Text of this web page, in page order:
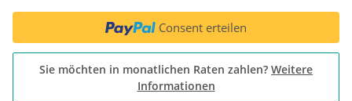
Consent erteilen
Sie möchten in monatlichen Raten zahlen? Weitere
Informationen